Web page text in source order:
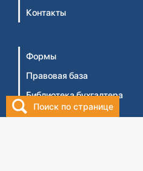
Поиск по странице
Контакты
Формы
Правовая база
Библиотека бухгалтера
Видеосеминары